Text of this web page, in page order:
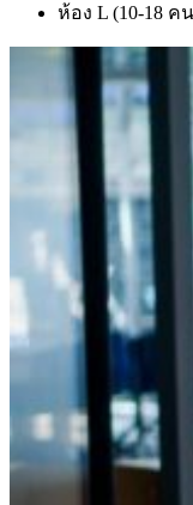
ห้อง L (10-18 ค